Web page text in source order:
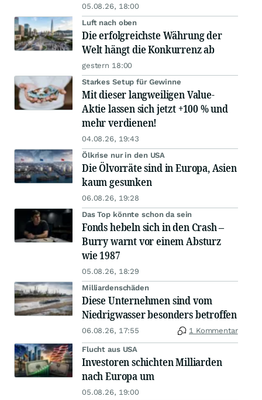
05.08.26, 18:00
Luft nach oben
Die erfolgreichste Währung der
Welt hängt die Konkurrenz ab
gestern 18:00
Starkes Setup für Gewinne
Mit dieser langweiligen Value-
Aktie lassen sich jetzt +100 % und
mehr verdienen!
04.08.26, 19:43
Ölkrise nur in den USA
Die Ölvorräte sind in Europa, Asien
kaum gesunken
06.08.26, 19:28
Das Top könnte schon da sein
Fonds hebeln sich in den Crash –
Burry warnt vor einem Absturz
wie 1987
05.08.26, 18:29
Milliardenschäden
Diese Unternehmen sind vom
Niedrigwasser besonders betroffen
06.08.26, 17:55 1 Kommentar
Flucht aus USA
Investoren schichten Milliarden
nach Europa um
05.08.26, 19:00